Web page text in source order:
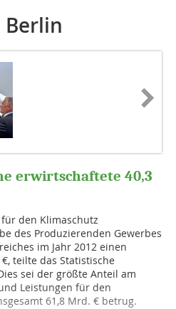
erwirtschaftete 40,3
den Klimaschutz
des Produzierenden Gewerbes
im Jahr 2012 einen
teilte das Statistische
sei der größte Anteil am
Leistungen für den
61,8 Mrd. € betrug.